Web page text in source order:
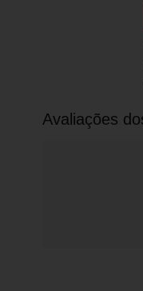
Avaliações